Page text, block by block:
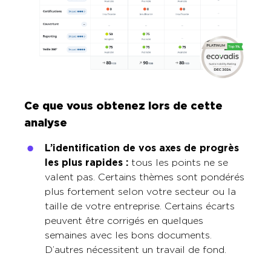
Ce que vous obtenez lors de cette
analyse
L’identification de vos axes de progrès
les plus rapides : tous les points ne se
valent pas. Certains thèmes sont pondérés
plus fortement selon votre secteur ou la
taille de votre entreprise. Certains écarts
peuvent être corrigés en quelques
semaines avec les bons documents.
D’autres nécessitent un travail de fond.